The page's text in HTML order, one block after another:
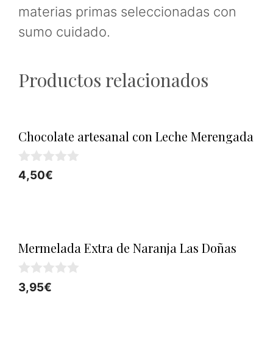
materias primas seleccionadas con
sumo cuidado.
Productos relacionados
Chocolate artesanal con Leche Merengada
0
d
4,50€
Mermelada Extra de Naranja Las Doñas
0
d
3,95€